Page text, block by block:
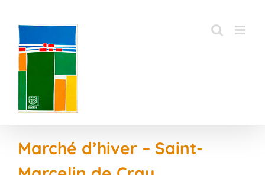
contenu
Marché d’hiver – Saint-